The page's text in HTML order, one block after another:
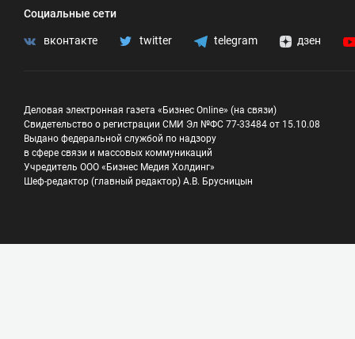
Социальные сети
вконтакте twitter telegram дзен
Деловая электронная газета «Бизнес Online» (на связи)
Свидетельство о регистрации СМИ Эл №ФС 77-33484 от 15.10.08
Выдано федеральной службой по надзору
в сфере связи и массовых коммуникаций
Учредитель ООО «Бизнес Медия Холдинг»
Шеф-редактор (главный редактор) А.В. Брусницын